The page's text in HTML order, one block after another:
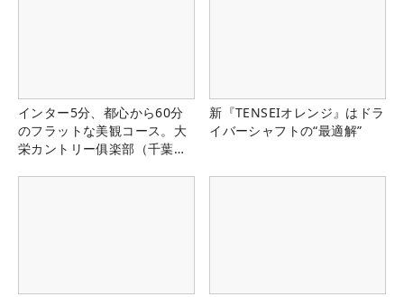
インター5分、都心から60分
のフラットな美観コース。大
栄カントリー俱楽部（千葉
新『TENSEIオレンジ』はドラ
イバーシャフトの“最適解”